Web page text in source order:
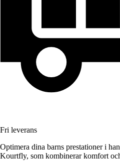
Fri leverans
Optimera dina barns prestationer i
Kourtfly, som kombinerar komfort